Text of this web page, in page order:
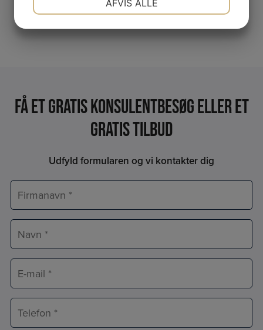
Få et Gratis konsulentbesøg eller et
gratis tilbud
Udfyld formularen og vi kontakter dig
Firmanavn
Navn
E-
mail
Telefon
AFVIS ALLE